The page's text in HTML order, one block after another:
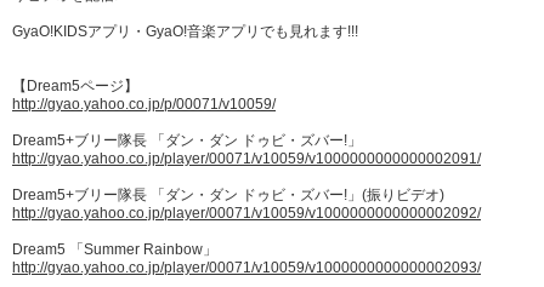
GyaO!KIDSアプリ・GyaO!音楽アプリでも見れます!!!
【Dream5ページ】
http://gyao.yahoo.co.jp/p/00071/v10059/
Dream5+ブリー隊長 「ダン・ダン ドゥビ・ズバー!」
http://gyao.yahoo.co.jp/player/00071/v10059/v1000000000000002091/
Dream5+ブリー隊長 「ダン・ダン ドゥビ・ズバー!」(振りビデオ)
http://gyao.yahoo.co.jp/player/00071/v10059/v1000000000000002092/
Dream5 「Summer Rainbow」
http://gyao.yahoo.co.jp/player/00071/v10059/v1000000000000002093/
ミュージック
ツイッター
Instagram